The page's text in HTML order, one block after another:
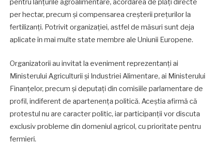
pentru lanțurile agroalimentare, acordarea de plăți directe
per hectar, precum și compensarea creșterii prețurilor la
fertilizanți. Potrivit organizației, astfel de măsuri sunt deja
aplicate în mai multe state membre ale Uniunii Europene.
Organizatorii au invitat la eveniment reprezentanți ai
Ministerului Agriculturii și Industriei Alimentare, ai Ministerului
Finanțelor, precum și deputați din comisiile parlamentare de
profil, indiferent de apartenența politică. Aceștia afirmă că
protestul nu are caracter politic, iar participanții vor discuta
exclusiv probleme din domeniul agricol, cu prioritate pentru
fermieri.